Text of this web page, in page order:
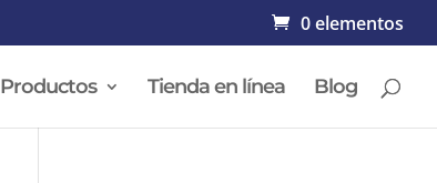
0 elementos
Productos Tienda en línea Blog